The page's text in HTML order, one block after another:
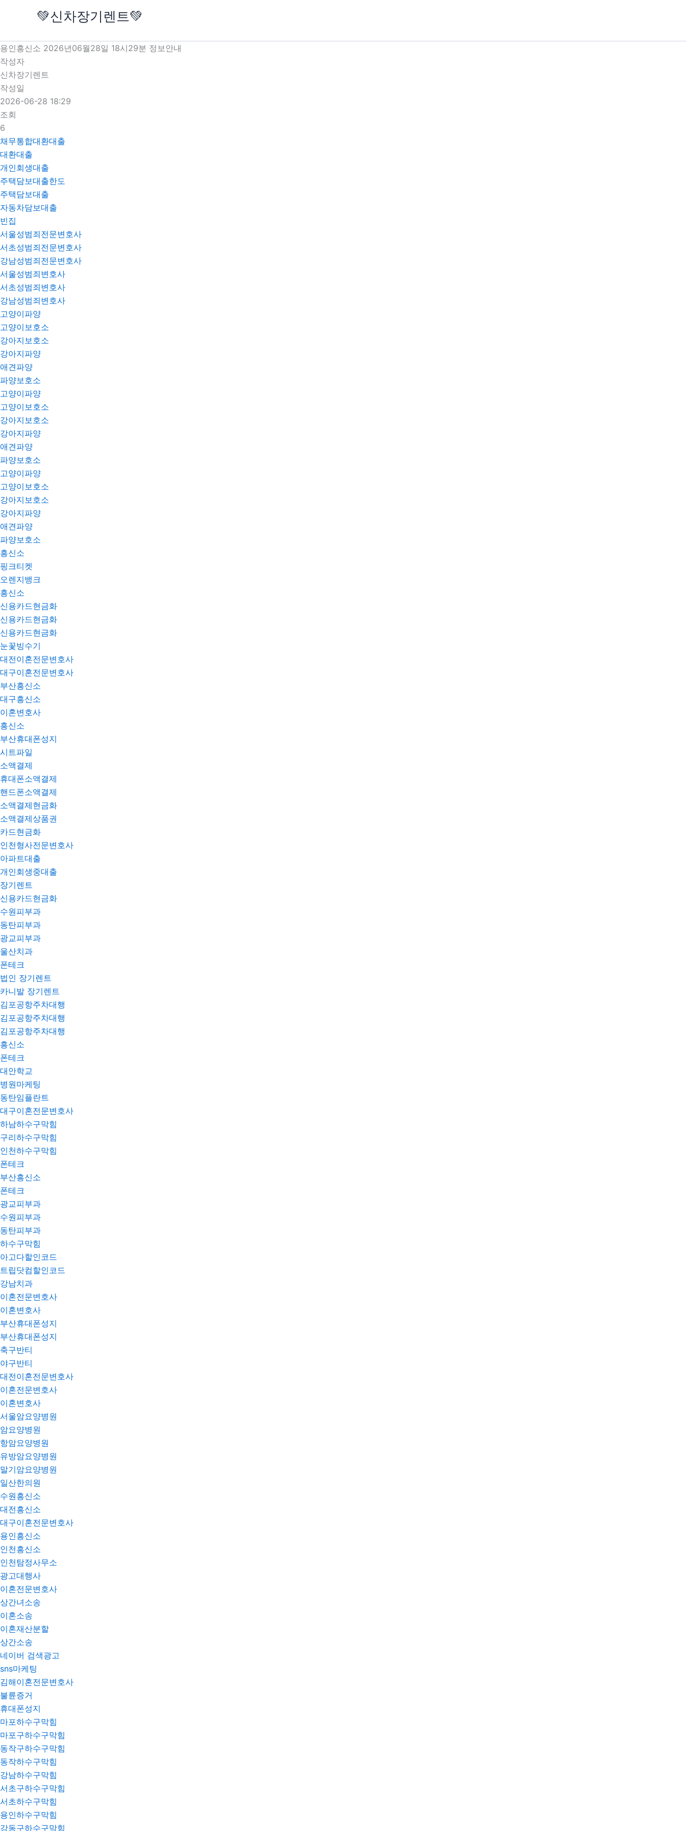
로
건
너
뛰
기
💚신차장기렌트💚
용인흥신소 2026년06월28일 18시29분 정보안내
작성자
신차장기렌트
작성일
2026-06-28 18:29
조회
6
채무통합대환대출
대환대출
개인회생대출
주택담보대출한도
주택담보대출
자동차담보대출
빈집
서울성범죄전문변호사
서초성범죄전문변호사
강남성범죄전문변호사
서울성범죄변호사
서초성범죄변호사
강남성범죄변호사
고양이파양
고양이보호소
강아지보호소
강아지파양
애견파양
파양보호소
고양이파양
고양이보호소
강아지보호소
강아지파양
애견파양
파양보호소
고양이파양
고양이보호소
강아지보호소
강아지파양
애견파양
파양보호소
흥신소
핑크티켓
오렌지뱅크
흥신소
신용카드현금화
신용카드현금화
신용카드현금화
눈꽃빙수기
대전이혼전문변호사
대구이혼전문변호사
부산흥신소
대구흥신소
이혼변호사
흥신소
부산휴대폰성지
시트파일
소액결제
휴대폰소액결제
핸드폰소액결제
소액결제현금화
소액결제상품권
카드현금화
인천형사전문변호사
아파트대출
개인회생중대출
장기렌트
신용카드현금화
수원피부과
동탄피부과
광교피부과
울산치과
폰테크
법인 장기렌트
카니발 장기렌트
김포공항주차대행
김포공항주차대행
김포공항주차대행
흥신소
폰테크
대안학교
병원마케팅
동탄임플란트
대구이혼전문변호사
하남하수구막힘
구리하수구막힘
인천하수구막힘
폰테크
부산흥신소
폰테크
광교피부과
수원피부과
동탄피부과
하수구막힘
아고다할인코드
트립닷컴할인코드
강남치과
이혼전문변호사
이혼변호사
부산휴대폰성지
부산휴대폰성지
축구반티
야구반티
대전이혼전문변호사
이혼전문변호사
이혼변호사
서울암요양병원
암요양병원
항암요양병원
유방암요양병원
말기암요양병원
일산한의원
수원흥신소
대전흥신소
대구이혼전문변호사
용인흥신소
인천흥신소
인천탐정사무소
광고대행사
이혼전문변호사
상간녀소송
이혼소송
이혼재산분할
상간소송
네이버 검색광고
sns마케팅
김해이혼전문변호사
불륜증거
휴대폰성지
마포하수구막힘
마포구하수구막힘
동작구하수구막힘
동작하수구막힘
강남하수구막힘
서초구하수구막힘
서초하수구막힘
용인하수구막힘
강동구하수구막힘